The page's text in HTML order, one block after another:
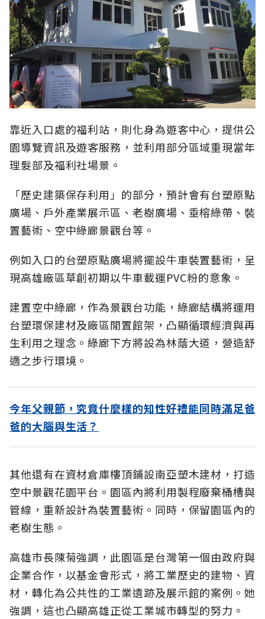
靠近入口處的福利站，則化身為遊客中心，提供公
園導覽資訊及遊客服務，並利用部分區域重現當年
理髮部及福利社場景。
「歷史建築保存利用」的部分，預計會有台塑原點
廣場、戶外產業展示區、老樹廣場、垂榕綠帶、裝
置藝術、空中綠廊景觀台等。
例如入口的台塑原點廣場將擺設牛車裝置藝術，呈
現高雄廠區草創初期以牛車載運PVC粉的意象。
建置空中綠廊，作為景觀台功能，綠廊結構將運用
台塑環保建材及廠區閒置館架，凸顯循環經濟與再
生利用之理念。綠廊下方將設為林蔭大道，營造舒
適之步行環境。
今年父親節，究竟什麼樣的知性好禮能同時滿足爸
爸的大腦與生活？
其他還有在資材倉庫樓頂鋪設南亞塑木建材，打造
空中景觀花園平台。園區內將利用製程廢棄桶槽與
管線，重新設計為裝置藝術。同時，保留園區內的
老樹生態。
高雄市長陳菊強調，此園區是台灣第一個由政府與
企業合作，以基金會形式，將工業歷史的建物、資
材，轉化為公共性的工業遺跡及展示館的案例。她
強調，這也凸顯高雄正從工業城市轉型的努力。